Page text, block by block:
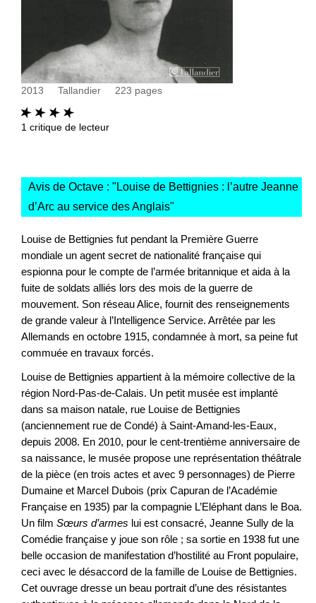
2013 Tallandier 223 pages
1 critique de lecteur
Avis de Octave : " Louise de Bettignies : l’autre Jeanne
d’Arc au service des Anglais"
Louise de Bettignies fut pendant la Première Guerre
mondiale un agent secret de nationalité française qui
espionna pour le compte de l’armée britannique et aida à la
fuite de soldats alliés lors des mois de la guerre de
mouvement. Son réseau Alice, fournit des renseignements
de grande valeur à l’Intelligence Service. Arrêtée par les
Allemands en octobre 1915, condamnée à mort, sa peine fut
commuée en travaux forcés.
Louise de Bettignies appartient à la mémoire collective de la
région Nord-Pas-de-Calais. Un petit musée est implanté
dans sa maison natale, rue Louise de Bettignies
(anciennement rue de Condé) à Saint-Amand-les-Eaux,
depuis 2008. En 2010, pour le cent-trentième anniversaire de
sa naissance, le musée propose une représentation théâtrale
de la pièce (en trois actes et avec 9 personnages) de Pierre
Dumaine et Marcel Dubois (prix Capuran de l’Académie
Française en 1935) par la compagnie L’Eléphant dans le Boa.
Un film Sœurs d’armes lui est consacré, Jeanne Sully de la
Comédie française y joue son rôle ; sa sortie en 1938 fut une
belle occasion de manifestation d’hostilité au Front populaire,
ceci avec le désaccord de la famille de Louise de Bettignies.
Cet ouvrage dresse un beau portrait d’une des résistantes